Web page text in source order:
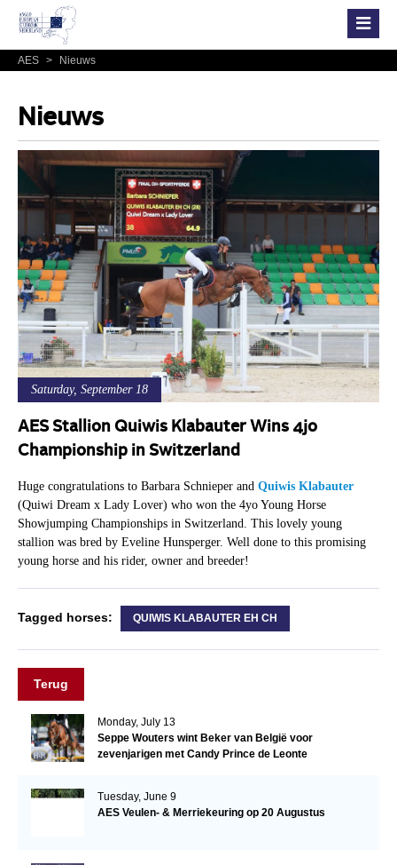
AES > Nieuws
Nieuws
Saturday, September 18
AES Stallion Quiwis Klabauter Wins 4jo
Championship in Switzerland
Huge congratulations to Barbara Schnieper and Quiwis Klabauter
(Quiwi Dream x Lady Lover) who won the 4yo Young Horse
Showjumping Championships in Switzerland. This lovely young
stallion was bred by Eveline Hunsperger. Well done to this promising
young horse and his rider, owner and breeder!
Tagged horses: QUIWIS KLABAUTER EH CH
Terug
Monday, July 13
Seppe Wouters wint Beker van België voor
zevenjarigen met Candy Prince de Leonte
Tuesday, June 9
AES Veulen- & Merriekeuring op 20 Augustus